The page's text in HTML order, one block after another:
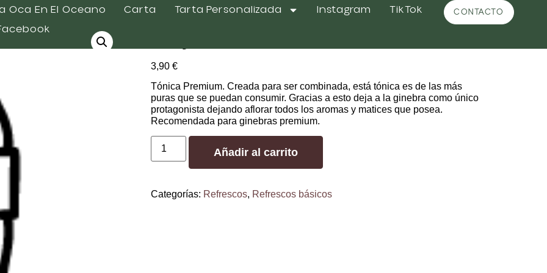
Oca En El Oceano Carta Tarta Personalizada Instagram
TikTok
CONTACTO
Creative Tonic
3,90 €
Tónica Premium. Creada para ser combinada, está tónica es de las más
puras que se puedan consumir. Gracias a esto deja a la ginebra como único
protagonista dejando aflorar todos los aromas y matices que posea.
Recomendada para ginebras premium.
Añadir al carrito
Categorías: Refrescos, Refrescos básicos